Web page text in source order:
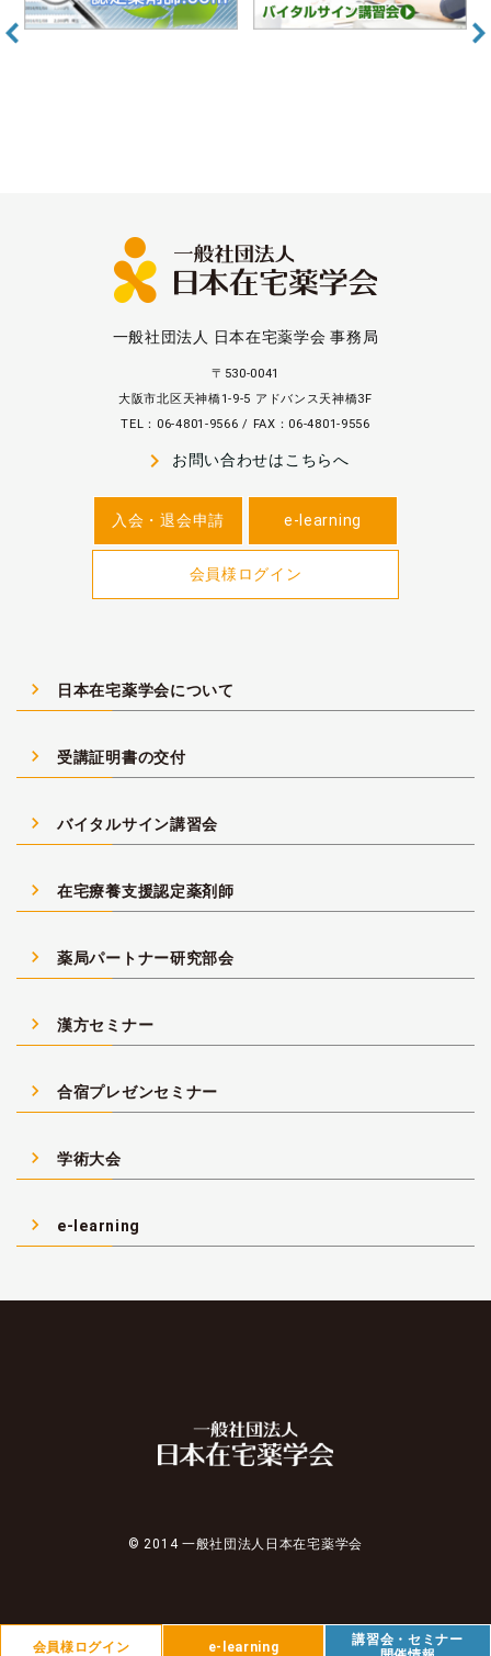
一般社団法人 日本在宅薬学会 事務局
〒530-0041
大阪市北区天神橋1-9-5 アドバンス天神橋3F
TEL：06-4801-9566 / FAX：06-4801-9556
navigate_next お問い合わせはこちらへ
入会・退会申請 e-learning
会員様ログイン
navigate_next 日本在宅薬学会について
navigate_next 受講証明書の交付
navigate_next バイタルサイン講習会
navigate_next 在宅療養支援認定薬剤師
navigate_next 薬局パートナー研究部会
navigate_next 漢方セミナー
navigate_next 合宿プレゼンセミナー
navigate_next 学術大会
navigate_next e-learning
© 2014 一般社団法人日本在宅薬学会
会員様ログイン e-learning
講習会・セミナー